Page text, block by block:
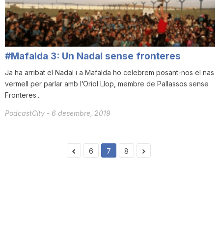
#Mafalda 3: Un Nadal sense fronteres
Ja ha arribat el Nadal i a Mafalda ho celebrem posant-nos el nas
vermell per parlar amb l’Oriol Llop, membre de Pallassos sense
Fronteres...
PodcastCity - 6 desembre, 2019
6 7 8